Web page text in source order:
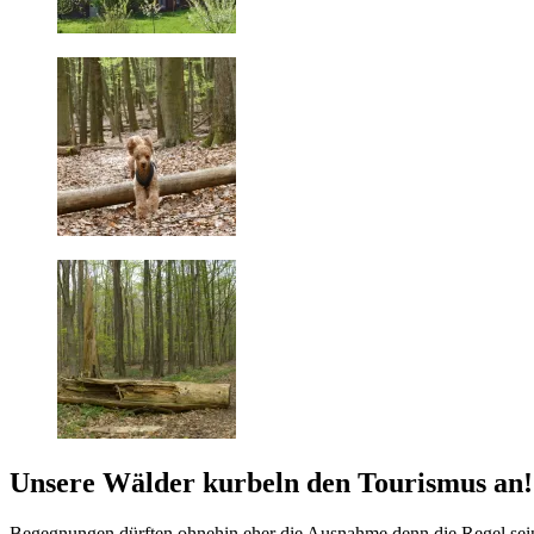
Unsere Wälder kurbeln den Tourismus an!